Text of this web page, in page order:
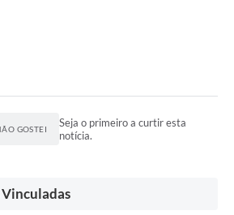
GOSTEI
Seja o primeiro a curtir esta
notícia.